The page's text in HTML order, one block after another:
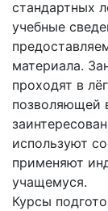
стандартных
учебные
материала.
проходят в
позволяющей
используют
применяют
учащемуся.
Курсы